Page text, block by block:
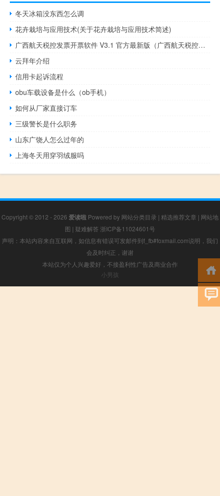
冬天冰箱没东西怎么调
花卉栽培与应用技术(关于花卉栽培与应用技术简述)
广西航天税控发票开票软件 V3.1 官方最新版（广西航天税控发票开票软件 V3.1 官方最新版功能简介）
云拜年介绍
信用卡起诉流程
obu车载设备是什么（ob手机）
如何从厂家直接订车
三级警长是什么职务
山东广饶人怎么过年的
上海冬天用穿羽绒服吗
Copyright © 2012 - 2026 爱读啦 Powered by 网站分类目录 | 精选推荐文章 | 网站地
图 | 疑难解答 浙ICP备11024601号
声明：本站内容来自互联网，如信息有错误可发邮件到f_fb#foxmail.com说明，我们
会及时纠正，谢谢
本站仅为个人兴趣爱好，不接盈利性广告及商业合作
小男孩